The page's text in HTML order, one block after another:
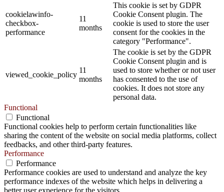
cookielawinfo-
checkbox-
performance
11
months
This cookie is set by GDPR
Cookie Consent plugin. The
cookie is used to store the user
consent for the cookies in the
category "Performance".
viewed_cookie_policy
11
months
The cookie is set by the GDPR
Cookie Consent plugin and is
used to store whether or not user
has consented to the use of
cookies. It does not store any
personal data.
Functional
Functional
Functional cookies help to perform certain functionalities like
sharing the content of the website on social media platforms, collect
feedbacks, and other third-party features.
Performance
Performance
Performance cookies are used to understand and analyze the key
performance indexes of the website which helps in delivering a
better user experience for the visitors.